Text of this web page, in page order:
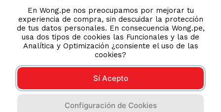
En Wong.pe nos preocupamos por mejorar tu
experiencia de compra, sin descuidar la protección
de tus datos personales. En consecuencia Wong.pe,
usa dos tipos de cookies las Funcionales y las de
Analítica y Optimización ¿consiente el uso de las
cookies?
Sí Acepto
Configuración de Cookies